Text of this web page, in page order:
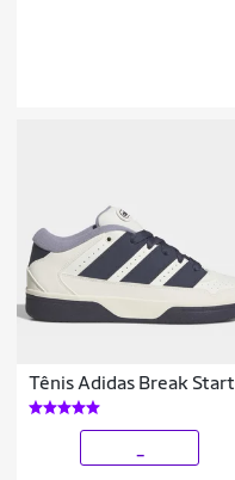
Tênis Adidas Break Start